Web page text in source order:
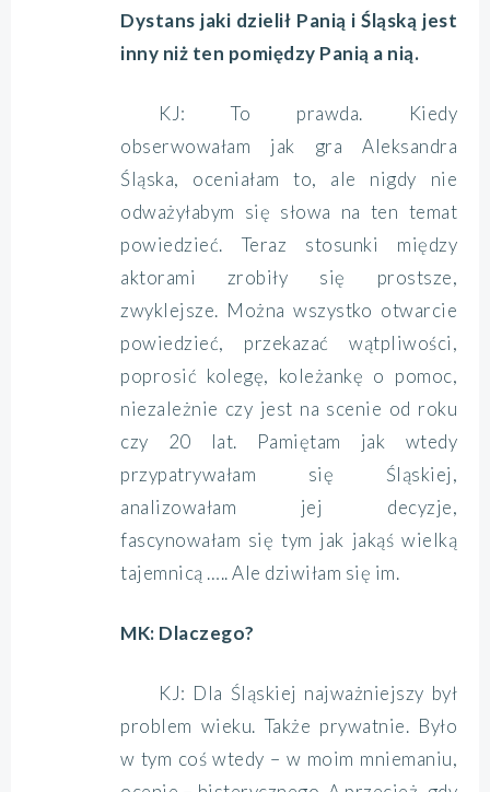
Dystans jaki dzielił Panią i Śląską jest
inny niż ten pomiędzy Panią a nią.
KJ: To prawda. Kiedy
obserwowałam jak gra Aleksandra
Śląska, oceniałam to, ale nigdy nie
odważyłabym się słowa na ten temat
powiedzieć. Teraz stosunki między
aktorami zrobiły się prostsze,
zwyklejsze. Można wszystko otwarcie
powiedzieć, przekazać wątpliwości,
poprosić kolegę, koleżankę o pomoc,
niezależnie czy jest na scenie od roku
czy 20 lat. Pamiętam jak wtedy
przypatrywałam się Śląskiej,
analizowałam jej decyzje,
fascynowałam się tym jak jakąś wielką
tajemnicą ….. Ale dziwiłam się im.
MK: Dlaczego?
KJ: Dla Śląskiej najważniejszy był
problem wieku. Także prywatnie. Było
w tym coś wtedy – w moim mniemaniu,